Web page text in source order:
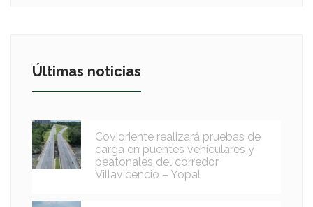
Últimas noticias
Covioriente realizará pruebas de
carga en puentes vehiculares y
peatonales del corredor
Villavicencio – Yopal